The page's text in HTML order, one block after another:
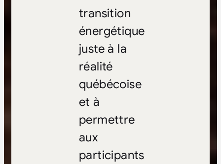
transition
énergétique
juste à la
réalité
québécoise
et à
permettre
aux
participants